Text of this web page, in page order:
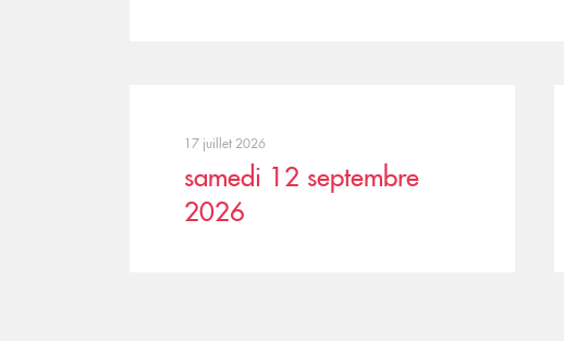
17 juillet 2026
samedi 12 septembre
2026